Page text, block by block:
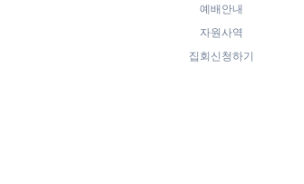
예배안내
자원사역
집회신청하기